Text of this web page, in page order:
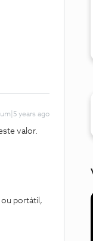
years ago
valor.
ou portátil,